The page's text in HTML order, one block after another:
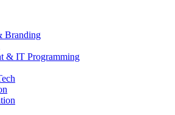
Branding
& IT Programming